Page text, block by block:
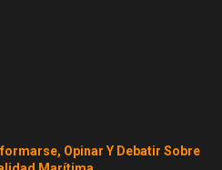
Opinar Y Debatir Sobre